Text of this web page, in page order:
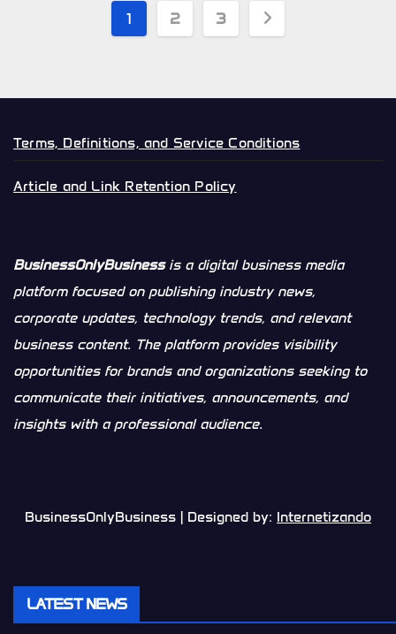
Posts
1 2 3
Terms, Definitions, and Service Conditions
Article and Link Retention Policy
BusinessOnlyBusinessis a digital business media
platform focused on publishing industry news,
corporate updates, technology trends, and relevant
business content. The platform provides visibility
opportunities for brands and organizations seeking to
communicate their initiatives, announcements, and
insights with a professional audience.
BusinessOnlyBusiness | Designed by: Internetizando
LATEST NEWS